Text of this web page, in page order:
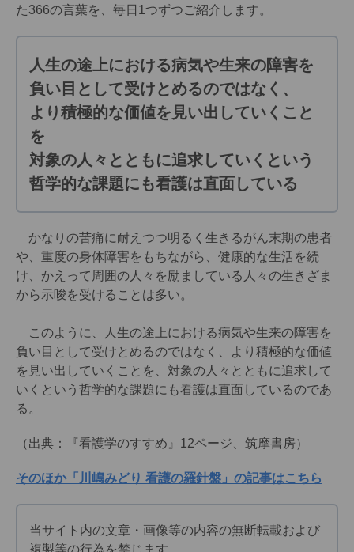
た366の言葉を、毎日1つずつご紹介します。
人生の途上における病気や生来の障害を
負い目として受けとめるのではなく、
より積極的な価値を見い出していくこと
を
対象の人々とともに追求していくという
哲学的な課題にも看護は直面している
かなりの苦痛に耐えつつ明るく生きるがん末期の患者
や、重度の身体障害をもちながら、健康的な生活を続
け、かえって周囲の人々を励ましている人々の生きざま
から示唆を受けることは多い。
このように、人生の途上における病気や生来の障害を
負い目として受けとめるのではなく、より積極的な価値
を見い出していくことを、対象の人々とともに追求して
いくという哲学的な課題にも看護は直面しているのであ
る。
（出典：『看護学のすすめ』12ページ、筑摩書房）
そのほか「川嶋みどり 看護の羅針盤」の記事はこちら
当サイト内の文章・画像等の内容の無断転載および